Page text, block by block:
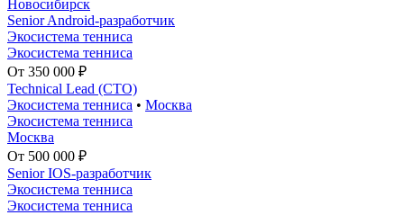
Новосибирск
Senior Android-разработчик
Экосистема тенниса
Экосистема тенниса
От 350 000 ₽
Technical Lead (CTO)
Экосистема тенниса • Москва
Экосистема тенниса
Москва
От 500 000 ₽
Senior IOS-разработчик
Экосистема тенниса
Экосистема тенниса